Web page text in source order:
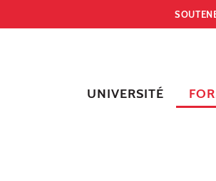
UNIVERSITÉ